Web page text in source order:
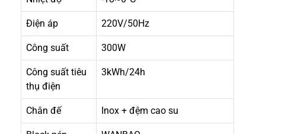
Điện áp 220V/50Hz
Công suất 300W
Công suất tiêu
thụ điện
3kWh/24h
Chân đế Inox + đệm cao su